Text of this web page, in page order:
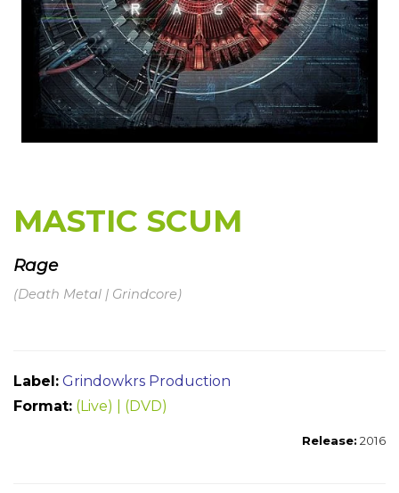
MASTIC SCUM
Rage
(Death Metal | Grindcore)
Label: Grindowkrs Production
Format: (Live) | (DVD)
Release: 2016